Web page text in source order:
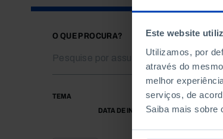
Este website
Utilizamos, por
através do
melhor
serviços, de
Saiba mais sobre
O QUE PROCURA?
TEMA
DATA DE INÍCIO